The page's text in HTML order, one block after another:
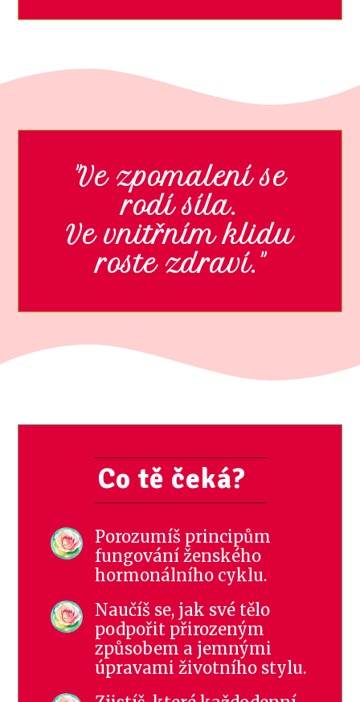
"Ve zpomalení se
rodí síla.
Ve vnitřním klidu
roste zdraví."
Co tě čeká?
Porozumíš principům
fungování ženského
hormonálního cyklu.
Naučíš se, jak své tělo
podpořit přirozeným
způsobem a jemnými
úpravami životního stylu.